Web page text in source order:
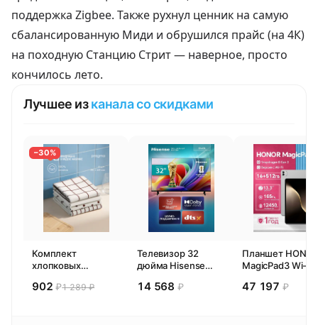
поддержка Zigbee. Также рухнул ценник на самую
сбалансированную Миди и обрушился прайс (на 4К)
на походную Станцию Стрит — наверное, просто
кончилось лето.
Лучшее изканала со скидками
−30%
Комплект
хлопковых
полотенец 4 шт,
902₽1 289 ₽
Телевизор 32
дюйма Hisense
Смарт ТВ HD
14 568 ₽
Планшет
MagicPad3 Wi-Fi,
Snapdragon 8,
47 197 ₽